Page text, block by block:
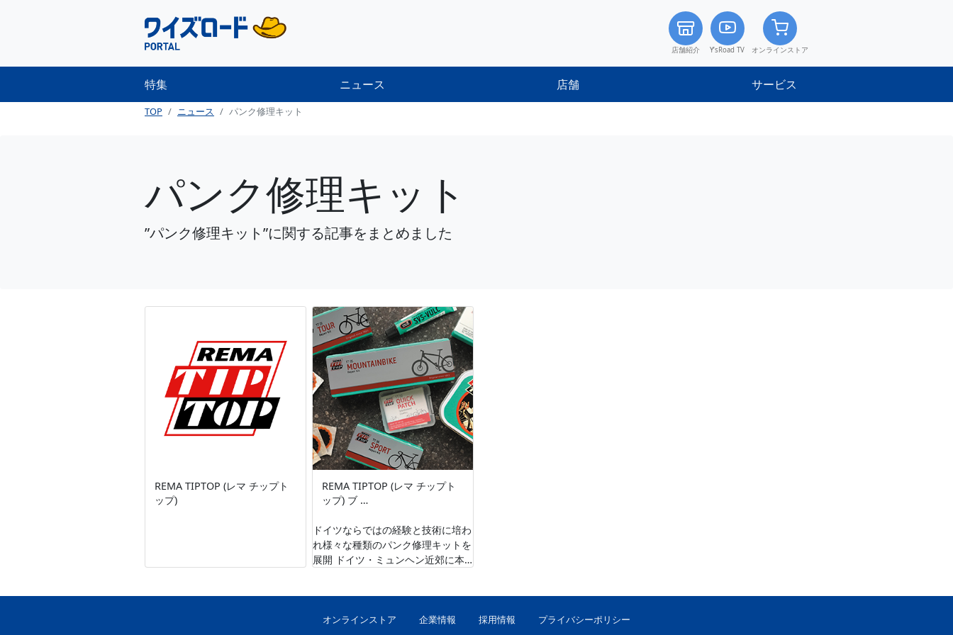
店舗紹介 Y’sRoad TV オンラインストア
特集 ニュース 店舗 サービス
TOP ニュース パンク修理キット
パンク修理キット
”パンク修理キット”に関する記事をまとめました
REMA TIPTOP (レマ チップト
ップ)
REMA TIPTOP (レマ チップト
ップ) ブ …
ドイツならではの経験と技術に培わ
れ様々な種類のパンク修理キットを
展開 ドイツ・ミュンヘン近郊に本
オンラインストア 企業情報 採用情報
プライバシーポリシー